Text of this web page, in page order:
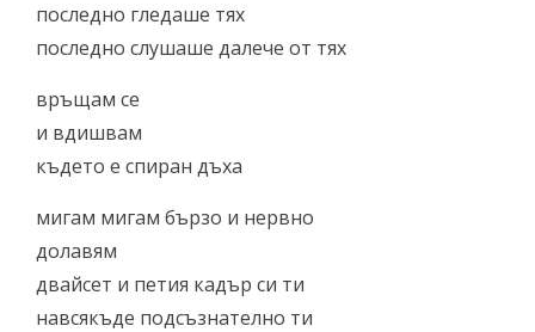
последно гледаше тях
последно слушаше далече от тях
връщам се
и вдишвам
където е спиран дъха
мигам мигам бързо и нервно
долавям
двайсет и петия кадър си ти
навсякъде подсъзнателно ти